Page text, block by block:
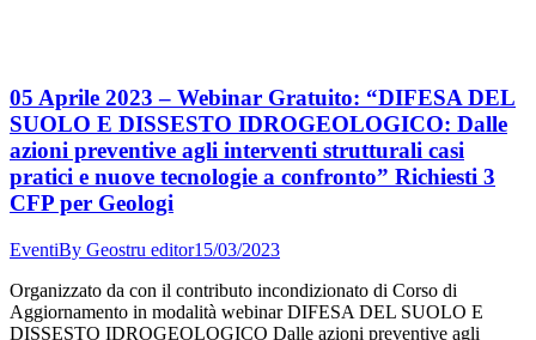
05 Aprile 2023 – Webinar Gratuito: “DIFESA DEL
SUOLO E DISSESTO IDROGEOLOGICO: Dalle
azioni preventive agli interventi strutturali casi
pratici e nuove tecnologie a confronto” Richiesti 3
CFP per Geologi
EventiBy Geostru editor15/03/2023
Organizzato da con il contributo incondizionato di Corso di
Aggiornamento in modalità webinar DIFESA DEL SUOLO E
DISSESTO IDROGEOLOGICO Dalle azioni preventive agli